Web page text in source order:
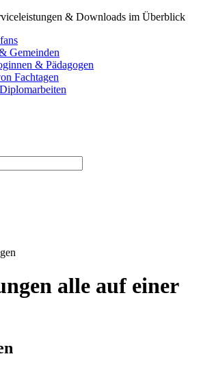
& Downloads im Überblick
Gemeinden
& Pädagogen
Fachtagen
alle auf einer